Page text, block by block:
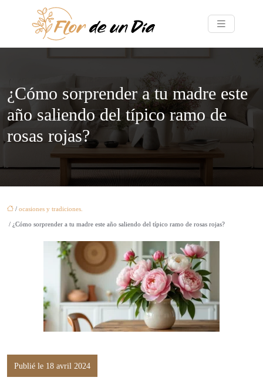
¿Cómo sorprender a tu madre este
año saliendo del típico ramo de
rosas rojas?
/ ocasiones y tradiciones.
/ ¿Cómo sorprender a tu madre este año saliendo del típico ramo de rosas rojas?
Publié le 18 avril 2024